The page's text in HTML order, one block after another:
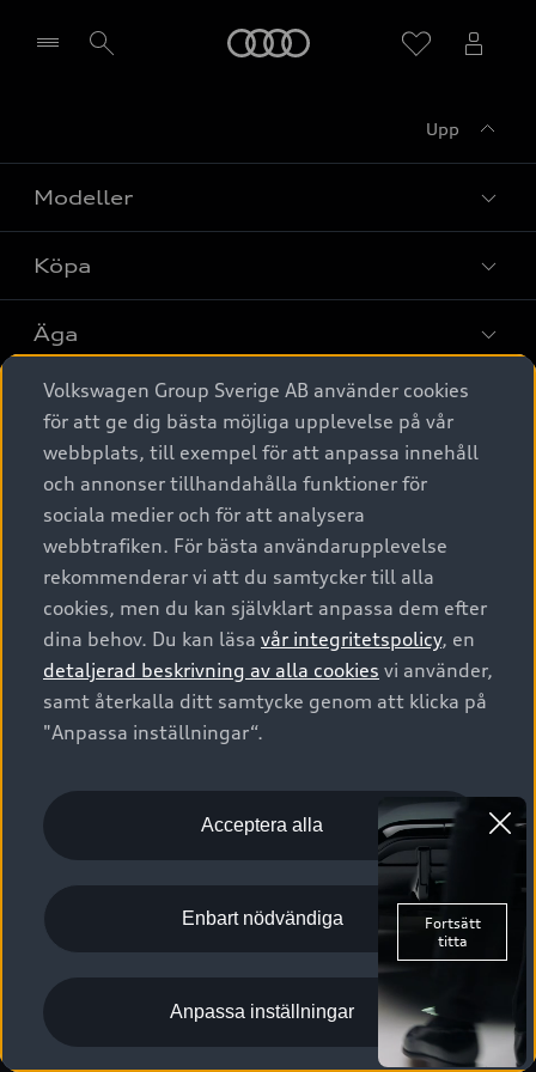
Upp
Modeller
Alla modeller
Elbilar
A6 modellerna
SUV
Avant
Audi Sport
Köpa
Privaterbjudanden
Privatleasing
Nya bilar i lager
Begagnade bilar i lager
Audi approved :plus - så gott som nya
Finansiering
Audi exclusive
Provkörning
Äga
Service & tillbehör
Audi digital services
Originaltillbehör - köp online
Garantier
Försäkring
Digitala manualer för din Audi
Audi Collection – livsstilsartiklar
Vanliga frågor
2G/3G nätet stängs ned - Hur påverkas min bil av detta?
Tjänstebil
Tjänstebil
Business lease online
Företagsleasing
Om Audi Sverige
Kontakta oss
Audi Återförsäljare/-serviceverkstad
myAudi
Pressmeddelanden
Nyhetsbrev
Vårt hållbarhetsarbete
Lediga tjänster huvudkontor
Lediga tjänster hos Audi Återförsäljare
Kommentar till mediauppgifter om dataläcka
© 2026 AUDI SVERIGE. All Rights Reserved.
Utgivare Juridiskt
Juridiskt Audi AG
Juridiskt Audi Digital Giveaway
Anpassa inställningar för cookies
Visselblåsarkanaler
Volkswagen Group Sverige AB använder cookies
för att ge dig bästa möjliga upplevelse på vår
webbplats, till exempel för att anpassa innehåll
och annonser tillhandahålla funktioner för
sociala medier och för att analysera
webbtrafiken. För bästa användarupplevelse
rekommenderar vi att du samtycker till alla
cookies, men du kan självklart anpassa dem efter
dina behov. Du kan läsa vår integritetspolicy, en
detaljerad beskrivning av alla cookies vi använder,
samt återkalla ditt samtycke genom att klicka på
"Anpassa inställningar“.
Acceptera alla
Enbart nödvändiga
Anpassa inställningar